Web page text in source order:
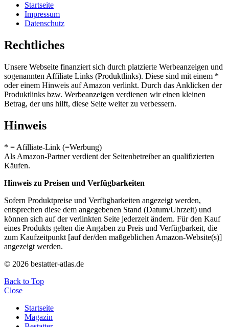
Startseite
Impressum
Datenschutz
Rechtliches
Unsere Webseite finanziert sich durch platzierte Werbeanzeigen und
sogenannten Affiliate Links (Produktlinks). Diese sind mit einem *
oder einem Hinweis auf Amazon verlinkt. Durch das Anklicken der
Produktlinks bzw. Werbeanzeigen verdienen wir einen kleinen
Betrag, der uns hilft, diese Seite weiter zu verbessern.
Hinweis
* = Afilliate-Link (=Werbung)
Als Amazon-Partner verdient der Seitenbetreiber an qualifizierten
Käufen.
Hinweis zu Preisen und Verfügbarkeiten
Sofern Produktpreise und Verfügbarkeiten angezeigt werden,
entsprechen diese dem angegebenen Stand (Datum/Uhrzeit) und
können sich auf der verlinkten Seite jederzeit ändern. Für den Kauf
eines Produkts gelten die Angaben zu Preis und Verfügbarkeit, die
zum Kaufzeitpunkt [auf der/den maßgeblichen Amazon-Website(s)]
angezeigt werden.
© 2026 bestatter-atlas.de
Back to Top
Close
Startseite
Magazin